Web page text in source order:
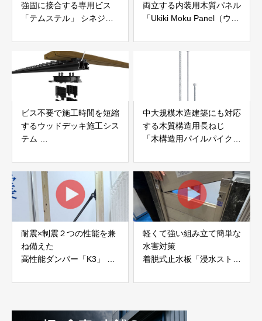
強固に接合する専用ビス
「テムステル」 シネジッ
両立する内装用木質パネル
「Ukiki Moku Panel（ウキ
社サンパテック
ビス不要で施工時間を短縮
するウッドデッキ施工シス
テム
JAPAN
中大規模木造建築にも対応
する木質構造用長ねじ
「木構造用パイルパイクビ
耐震×制震２つの性能を兼
ね備えた
高性能ダンパー「K3」 富
軽くて強い組み立て簡単な
水害対策
着脱式止水板「浸水ストッ
富士工業株式会社